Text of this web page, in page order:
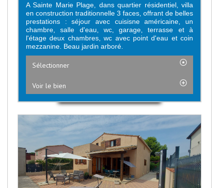
A Sainte Marie Plage, dans quartier résidentiel, villa
en construction traditionnelle 3 faces, offrant de belles
prestations : séjour avec cuisisne américaine, un
chambre, salle d'eau, wc, garage, terrasse et à
l'étage deux chambres, wc avec point d'eau et coin
mezzanine. Beau jardin arboré.
Sélectionner
Voir le bien